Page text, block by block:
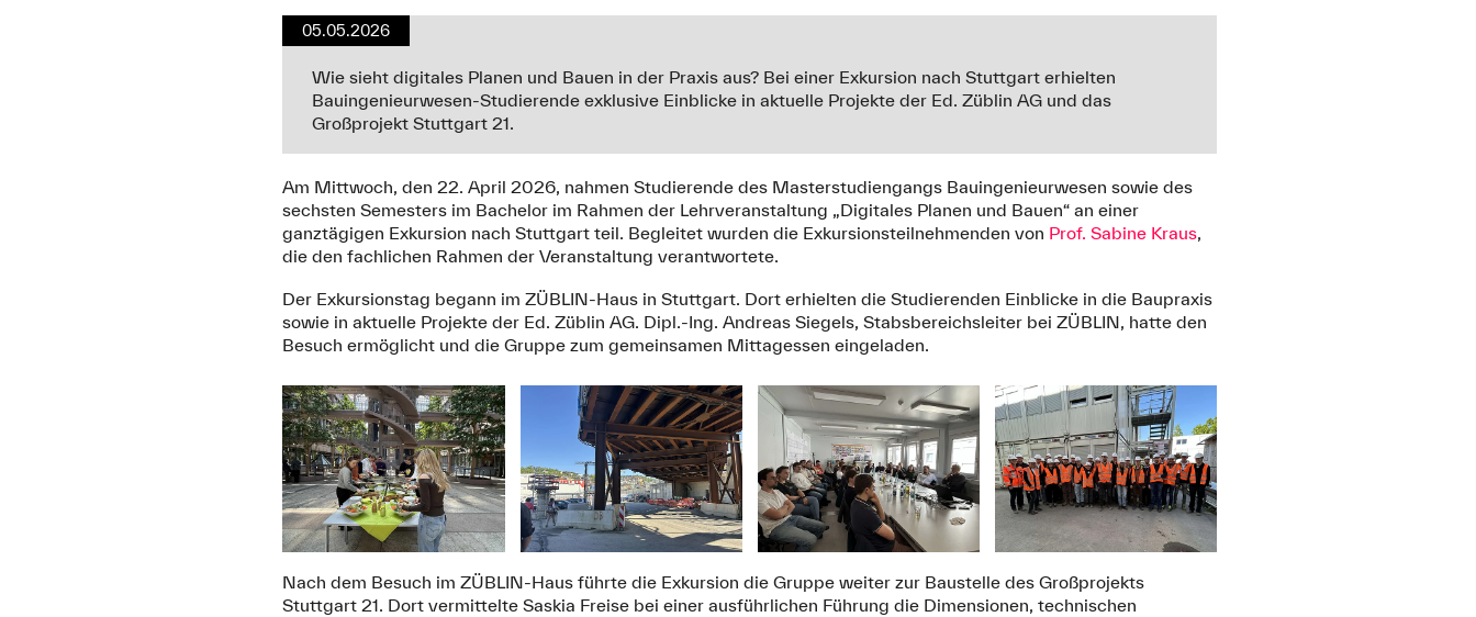
05.05.2026
Wie sieht digitales Planen und Bauen in der Praxis aus? Bei einer Exkursion nach Stuttgart erhielten
Bauingenieurwesen-Studierende exklusive Einblicke in aktuelle Projekte der Ed. Züblin AG und das
Großprojekt Stuttgart 21.
Am Mittwoch, den 22. April 2026, nahmen Studierende des Masterstudiengangs Bauingenieurwesen sowie des
sechsten Semesters im Bachelor im Rahmen der Lehrveranstaltung „Digitales Planen und Bauen“ an einer
ganztägigen Exkursion nach Stuttgart teil. Begleitet wurden die Exkursionsteilnehmenden von Prof. Sabine Kraus,
die den fachlichen Rahmen der Veranstaltung verantwortete.
Der Exkursionstag begann im ZÜBLIN‑Haus in Stuttgart. Dort erhielten die Studierenden Einblicke in die Baupraxis
sowie in aktuelle Projekte der Ed. Züblin AG. Dipl.-Ing. Andreas Siegels, Stabsbereichsleiter bei ZÜBLIN, hatte den
Besuch ermöglicht und die Gruppe zum gemeinsamen Mittagessen eingeladen.
Nach dem Besuch im ZÜBLIN‑Haus führte die Exkursion die Gruppe weiter zur Baustelle des Großprojekts
Stuttgart 21. Dort vermittelte Saskia Freise bei einer ausführlichen Führung die Dimensionen, technischen